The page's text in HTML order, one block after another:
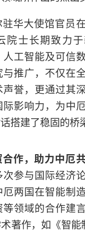
华大使馆官员
院士长期致力
工智能及可信
推广，不仅在
誉，更通过其
影响力，为中
搭建了稳固的桥
作，助力中厄
参与国际经济
两国在智能制
领域的合作建
著作，如《智